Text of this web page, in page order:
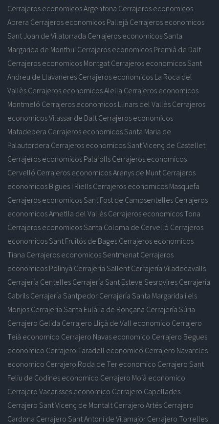
Cerrajeros economicos Argentona Cerrajeros economicos
Abrera Cerrajeros economicos Pallejà Cerrajeros economicos
Sant Joan de Vilatorrada Cerrajeros economicos Santa
Margarida de Montbui Cerrajeros economicos Premià de Dalt
Cerrajeros economicos Montgat Cerrajeros economicos Sant
Andreu de Llavaneres Cerrajeros economicos La Roca del
Vallès Cerrajeros economicos Alella Cerrajeros economicos
Montmeló Cerrajeros economicos Llinars del Vallès Cerrajeros
economicos Vilassar de Dalt Cerrajeros economicos
Matadepera Cerrajeros economicos Santa Maria de
Palautordera Cerrajeros economicos Sant Vicenç de Castellet
Cerrajeros economicos Palafolls Cerrajeros economicos
Cervelló Cerrajeros economicos Arenys de Munt Cerrajeros
economicos Bigues i Riells Cerrajeros economicos Masquefa
Cerrajeros economicos Sant Fost de Campsentelles Cerrajeros
economicos Ametlla del Vallès Cerrajeros economicos Tona
Cerrajeros economicos Santa Coloma de Cervelló Cerrajeros
economicos Sant Fruitós de Bages Cerrajeros economicos
Tiana Cerrajeros economicos Sentmenat Cerrajeros
economicos Polinyà Cerrajería Sallent Cerrajería Viladecavalls
Cerrajería Centelles Cerrajería Sant Esteve Sesrovires Cerrajería
Cabrils Cerrajería Santpedor Cerrajería Santa Margarida i els
Monjos Cerrajería Santa Eulàlia de Ronçana Cerrajería Súria
Cerrajero Gelida Cerrajero Lliçà de Vall economico Cerrajero
Teià economico Cerrajero Navas economico Cerrajero Begues
economico Cerrajero Taradell economico Cerrajero Navarcles
economico Cerrajero Roda de Ter economico Cerrajero Sant
Feliu de Codines economico Cerrajero Moià economico
Cerrajero Vacarisses economico Cerrajero Capellades
Cerrajero Sant Vicenç de Montalt Cerrajero Artés Cerrajero
Cardona Cerrajero Sant Antoni de Vilamajor Cerrajero Torrelles